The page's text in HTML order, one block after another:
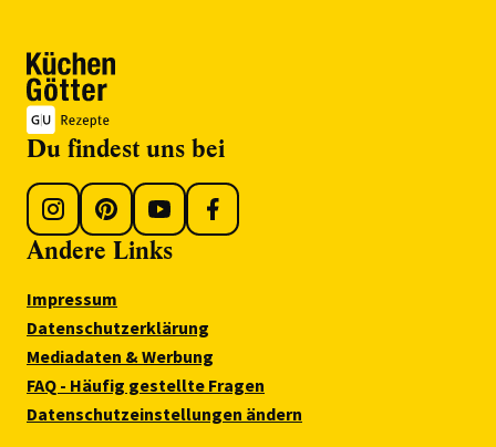
Du findest uns bei
Andere Links
Impressum
Datenschutzerklärung
Mediadaten & Werbung
FAQ - Häufig gestellte Fragen
Datenschutzeinstellungen ändern